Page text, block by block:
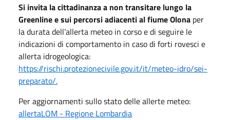
Si invita la cittadinanza a non transitare lungo la
Greenline e sui percorsi adiacenti al fiume Olona per
la durata dell’allerta meteo in corso e di seguire le
indicazioni di comportamento in caso di forti rovesci e
allerta idrogeologica:
https://rischi.protezionecivile.gov.it/it/meteo-idro/sei-
preparato/.
Per aggiornamenti sullo stato delle allerte meteo:
allertaLOM - Regione Lombardia